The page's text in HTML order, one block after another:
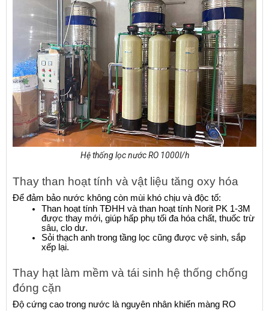
Hệ thống lọc nước RO 1000l/h
Thay than hoạt tính và vật liệu tăng oxy hóa
Để đảm bảo nước không còn mùi khó chịu và độc tố:
Than hoạt tính TĐHH và than hoạt tính Norit PK 1-3M
được thay mới, giúp hấp phụ tối đa hóa chất, thuốc trừ
sâu, clo dư.
Sỏi thạch anh trong tầng lọc cũng được vệ sinh, sắp
xếp lại.
Thay hạt làm mềm và tái sinh hệ thống chống
đóng cặn
Độ cứng cao trong nước là nguyên nhân khiến màng RO